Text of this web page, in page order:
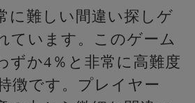
に難しい間違い探しゲ
ています。このゲーム
ずか4％と非常に高難度
徴です。プレイヤー